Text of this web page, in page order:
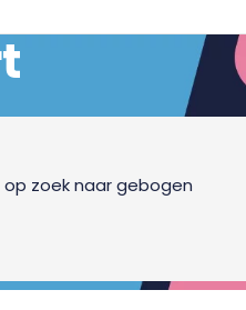
zoek naar gebogen